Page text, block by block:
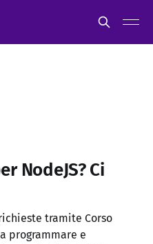
NodeJS? Ci
tramite Corso
programmare e